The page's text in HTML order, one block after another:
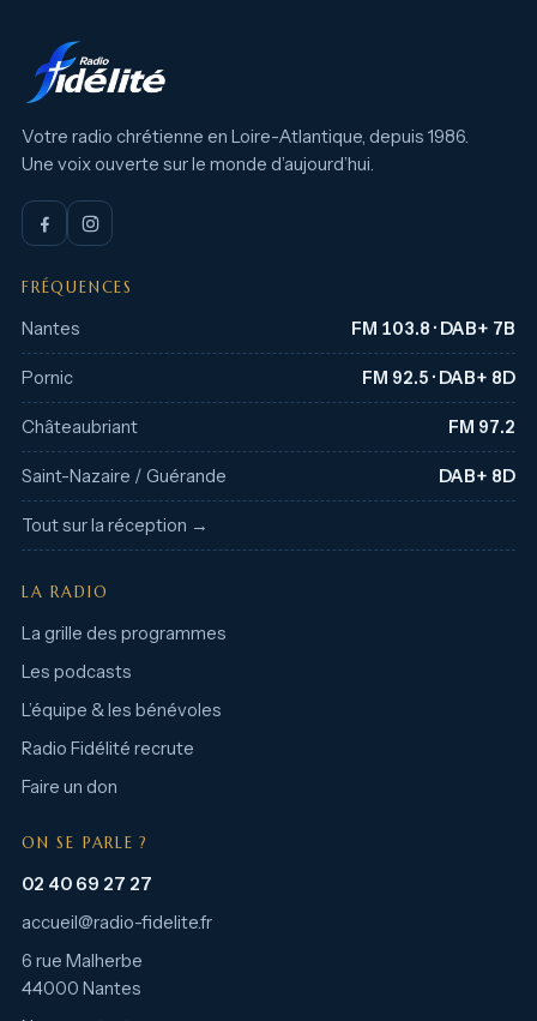
Votre radio chrétienne en Loire-Atlantique, depuis 1986.
Une voix ouverte sur le monde d’aujourd’hui.
FRÉQUENCES
Nantes FM 103.8 · DAB+ 7B
Pornic FM 92.5 · DAB+ 8D
Châteaubriant FM 97.2
Saint-Nazaire / Guérande DAB+ 8D
Tout sur la réception →
LA RADIO
La grille des programmes
Les podcasts
L’équipe & les bénévoles
Radio Fidélité recrute
Faire un don
ON SE PARLE ?
02 40 69 27 27
accueil@radio-fidelite.fr
6 rue Malherbe
44000 Nantes